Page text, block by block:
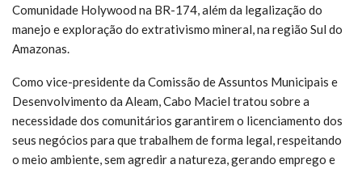
Comunidade Holywood na BR-174, além da legalização do
manejo e exploração do extrativismo mineral, na região Sul do
Amazonas.
Como vice-presidente da Comissão de Assuntos Municipais e
Desenvolvimento da Aleam, Cabo Maciel tratou sobre a
necessidade dos comunitários garantirem o licenciamento dos
seus negócios para que trabalhem de forma legal, respeitando
o meio ambiente, sem agredir a natureza, gerando emprego e